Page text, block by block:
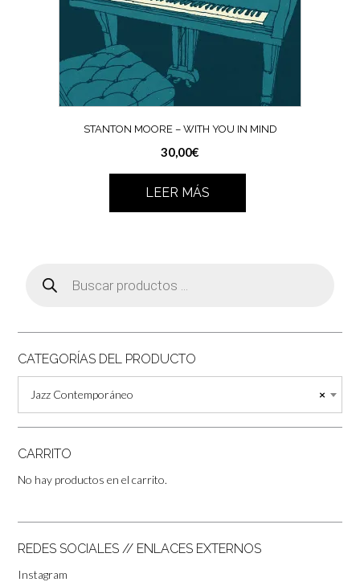
STANTON MOORE – WITH YOU IN MIND
30,00€
LEER MÁS
productos
CATEGORÍAS DEL PRODUCTO
×
Jazz Contemporáneo
CARRITO
No hay productos en el carrito.
REDES SOCIALES // ENLACES EXTERNOS
Instagram